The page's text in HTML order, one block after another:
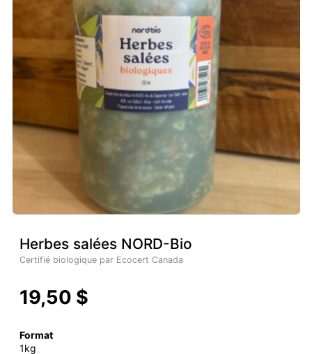
Herbes salées NORD-Bio
Certifié biologique par Ecocert Canada
19,50 $
Format
1kg